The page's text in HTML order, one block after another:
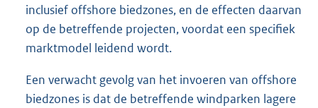
inclusief offshore biedzones, en de effecten daarvan
op de betreffende projecten, voordat een specifiek
marktmodel leidend wordt.
Een verwacht gevolg van het invoeren van offshore
biedzones is dat de betreffende windparken lagere